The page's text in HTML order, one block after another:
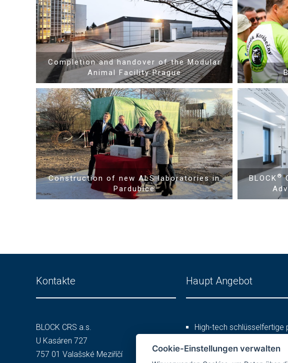
Completion and handover of the Modular
Animal Facility Prague
Construction of new ALS laboratories in
Pardubice
Mehr Informationen
BLOCK ®
Kontakte
BLOCK CRS a.s.
U Kasáren 727
757 01 Valašské Meziříčí
Haupt Angebot
High-tech schlüsselfertige
Dienstleistungen
Cookie-Einstellungen verwalten